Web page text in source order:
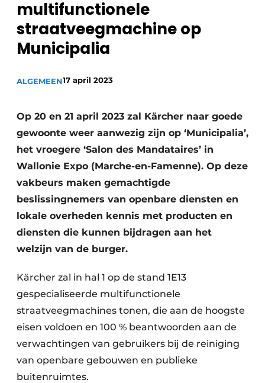
Privacy / Cookie statement
Vacature aanmelden
Vacatures
multifunctionele
straatveegmachine op
Municipalia
ALGEMEEN17 april 2023
Op 20 en 21 april 2023 zal Kärcher naar goede
gewoonte weer aanwezig zijn op ‘Municipalia’,
het vroegere ‘Salon des Mandataires’ in
Wallonie Expo (Marche-en-Famenne). Op deze
vakbeurs maken gemachtigde
beslissingnemers van openbare diensten en
lokale overheden kennis met producten en
diensten die kunnen bijdragen aan het
welzijn van de burger.
Kärcher zal in hal 1 op de stand 1E13
gespecialiseerde multifunctionele
straatveegmachines tonen, die aan de hoogste
eisen voldoen en 100 % beantwoorden aan de
verwachtingen van gebruikers bij de reiniging
van openbare gebouwen en publieke
buitenruimtes.